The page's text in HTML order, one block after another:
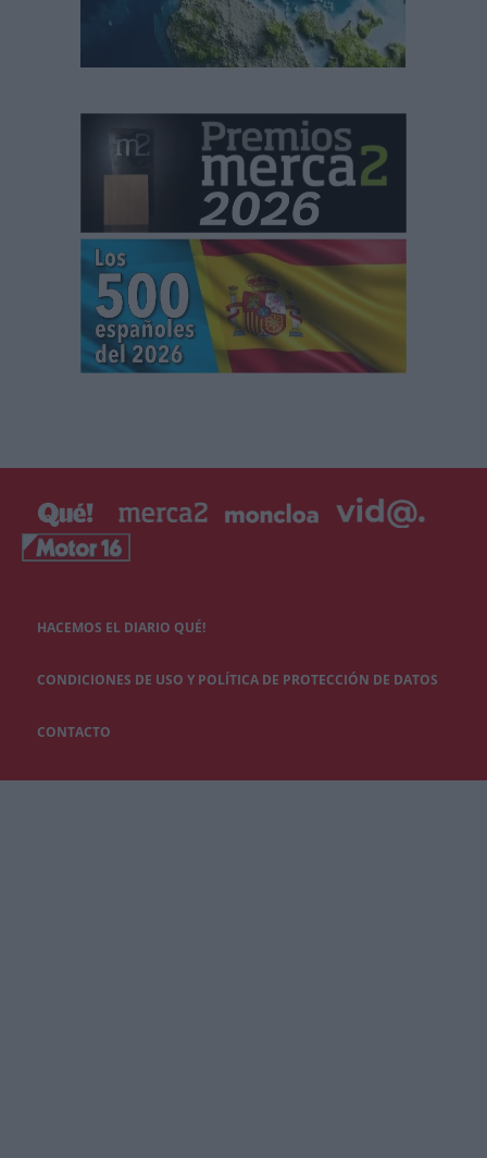
HACEMOS EL DIARIO QUÉ!
CONDICIONES DE USO Y POLÍTICA DE PROTECCIÓN DE DATOS
CONTACTO